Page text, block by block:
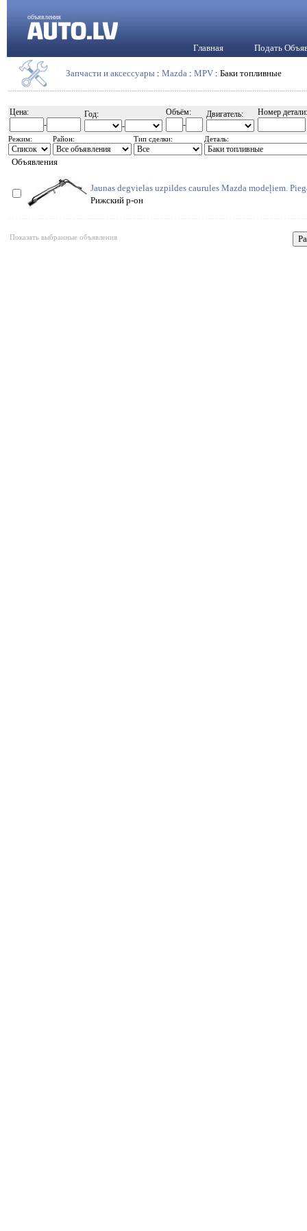
объявления
Главная Подать
Запчасти и аксессуары : Mazda : MPV : Баки топливные
Цена:
-
Год:
-
Объём:
-
Двигатель: Номер детали:
Режим: Район: Тип сделки: Деталь:
Объявления
Jaunas degvielas uzpildes caurules Mazda modeļiem.
Рижский р-он
Показать выбранные объявления